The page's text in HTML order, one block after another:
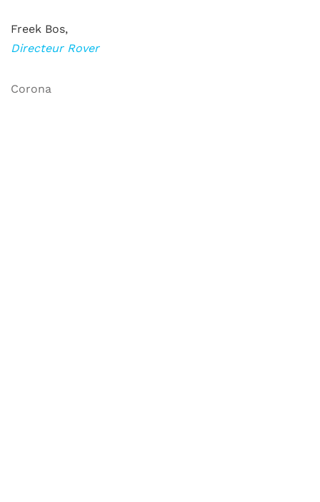
Freek Bos,
Directeur Rover
Corona